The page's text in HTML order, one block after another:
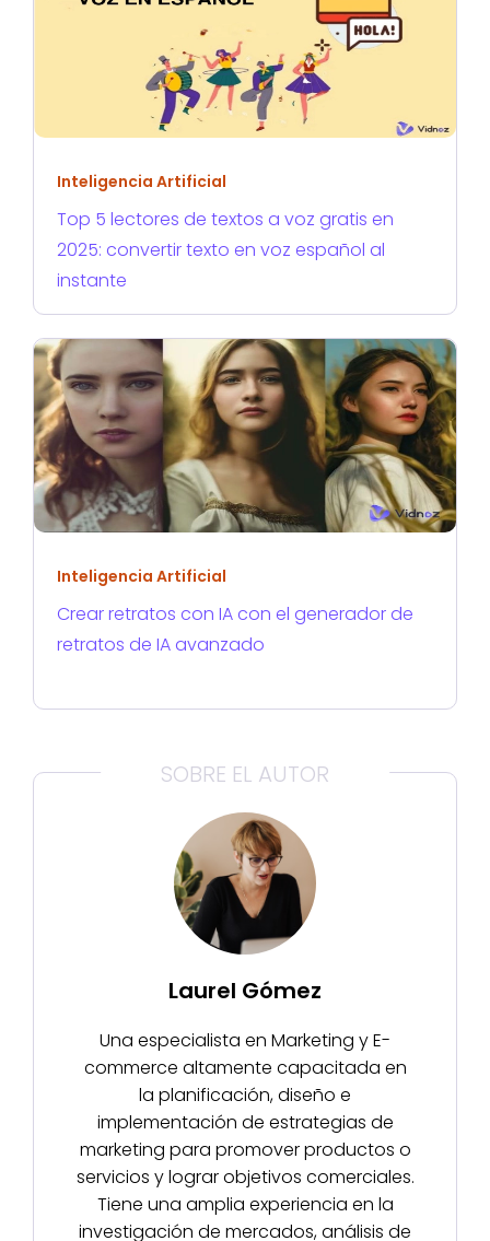
Inteligencia Artificial
Top 5 lectores de textos a voz gratis en
2025: convertir texto en voz español al
instante
Inteligencia Artificial
Crear retratos con IA con el generador de
retratos de IA avanzado
SOBRE EL AUTOR
Laurel Gómez
Una especialista en Marketing y E-
commerce altamente capacitada en
la planificación, diseño e
implementación de estrategias de
marketing para promover productos o
servicios y lograr objetivos comerciales.
Tiene una amplia experiencia en la
investigación de mercados, análisis de